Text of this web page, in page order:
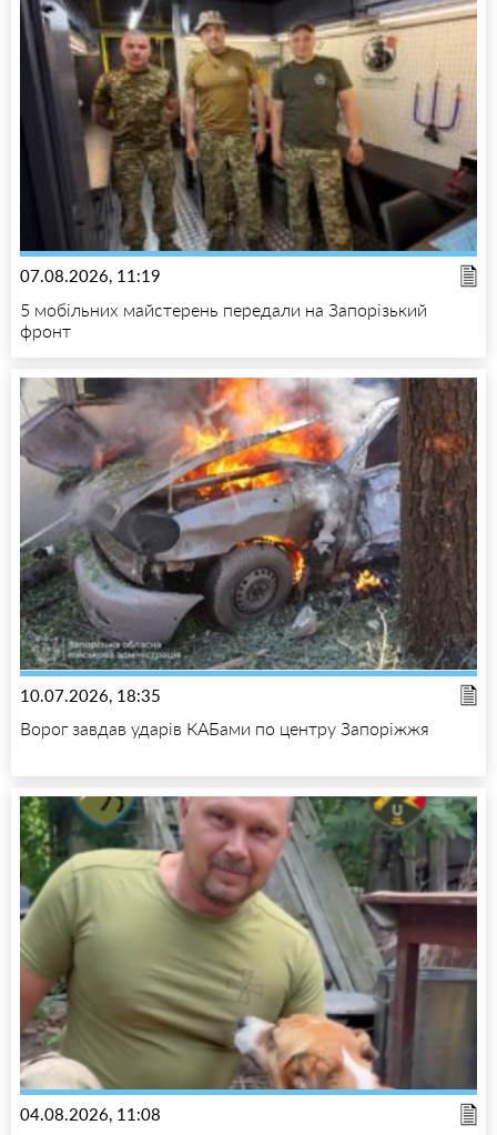
07.08.2026, 11:19
5 мобільних майстерень передали на Запорізький
фронт
10.07.2026, 18:35
Ворог завдав ударів КАБами по центру Запоріжжя
04.08.2026, 11:08